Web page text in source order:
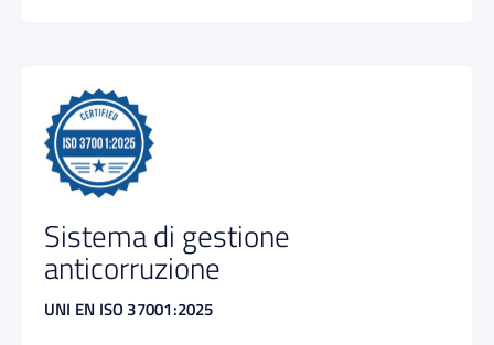
Sistema di gestione
anticorruzione
UNI EN ISO 37001:2025